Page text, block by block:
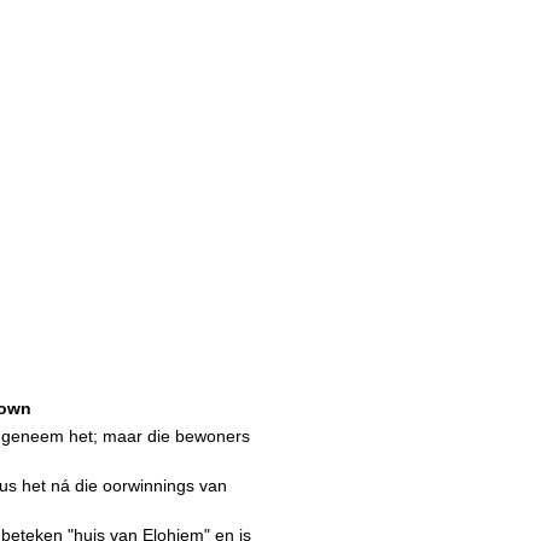
het; maar die bewoners
het ná die oorwinnings van
"huis van Elohiem" en is